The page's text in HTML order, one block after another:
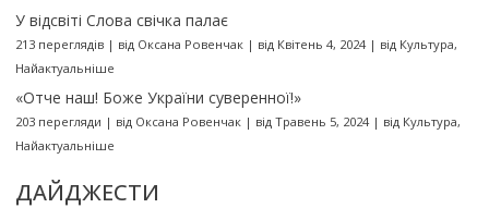
У відсвіті Слова свічка палає
213 переглядів| від Оксана Ровенчак| від Квітень 4, 2024| від Культура,
Найактуальніше
«Отче наш! Боже України суверенної!»
203 перегляди | від Оксана Ровенчак| від Травень 5, 2024| від Культура,
Найактуальніше
ДАЙДЖЕСТИ